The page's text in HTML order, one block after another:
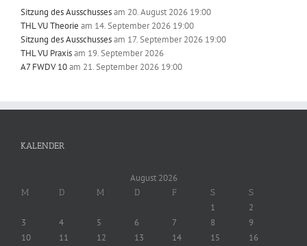
Sitzung des Ausschussesam 20. August 2026 19:00
THL VU Theorie am 14. September 2026 19:00
Sitzung des Ausschussesam 17. September 2026 19:00
THL VU Praxisam 19. September 2026
A7 FWDV 10am 21. September 2026 19:00
KALENDER
August 2026
M D M D F S S
1
2
3
4 5 6 7 8
9
10
11 12 13 14 15
16